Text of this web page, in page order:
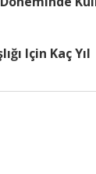
Için Kaç Yıl